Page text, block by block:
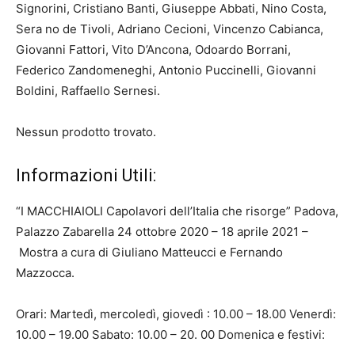
Signorini, Cristiano Banti, Giuseppe Abbati, Nino Costa,
Sera no de Tivoli, Adriano Cecioni, Vincenzo Cabianca,
Giovanni Fattori, Vito D’Ancona, Odoardo Borrani,
Federico Zandomeneghi, Antonio Puccinelli, Giovanni
Boldini, Raffaello Sernesi.
Nessun prodotto trovato.
Informazioni Utili:
“I MACCHIAIOLI Capolavori dell’Italia che risorge” Padova,
Palazzo Zabarella 24 ottobre 2020 – 18 aprile 2021 –
Mostra a cura di Giuliano Matteucci e Fernando
Mazzocca.
Orari: Martedì, mercoledì, giovedì : 10.00 – 18.00 Venerdì:
10.00 – 19.00 Sabato: 10.00 – 20. 00 Domenica e festivi: